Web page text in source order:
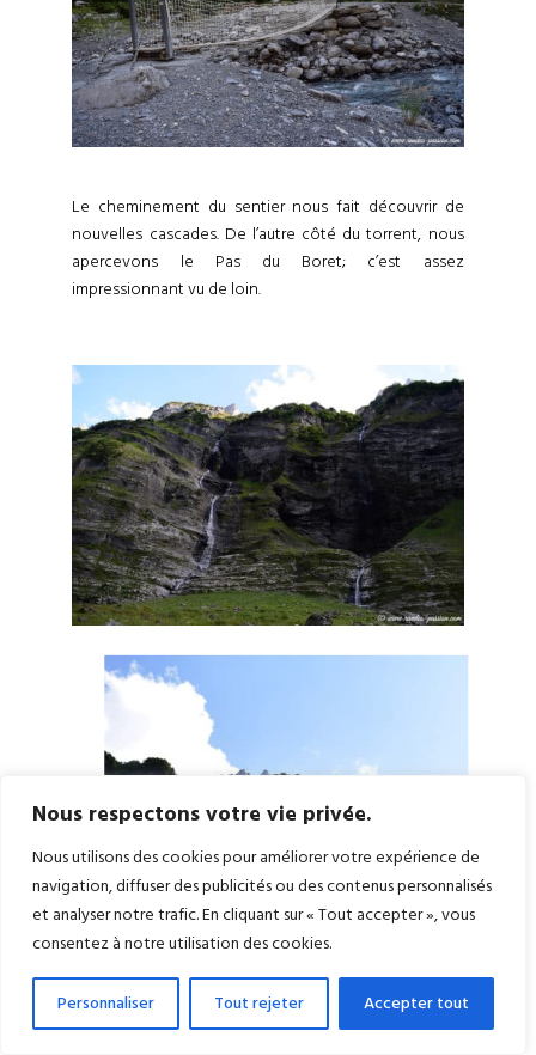
Nous respectons votre vie privée.
Nous utilisons des cookies pour améliorer votre expérience de
navigation, diffuser des publicités ou des contenus personnalisés
et analyser notre trafic. En cliquant sur « Tout accepter », vous
consentez à notre utilisation des cookies.
Personnaliser Tout rejeter Accepter tout
Le cheminement du sentier nous fait découvrir de
nouvelles cascades. De l’autre côté du torrent, nous
apercevons le Pas du Boret; c’est assez
impressionnant vu de loin.